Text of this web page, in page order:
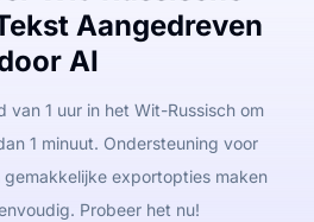
Aangedreven
AI
van 1 uur in het Wit-Russisch om
1 minuut. Ondersteuning voor
exportopties maken
Probeer het nu!